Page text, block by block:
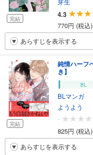
完結
4.3
770円 (税込)
あらすじを表示する
完結
純情ハーフ
き】
BL
BLマンガ
ようよう
-
825円 (税込)
あらすじを表示する